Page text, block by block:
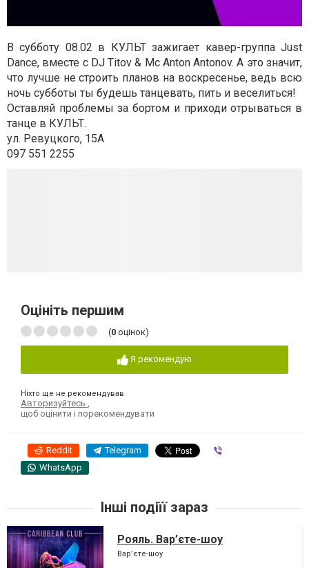
В субботу 08.02 в КУЛЬТ зажигает кавер-группа Just
Dance, вместе с DJ Titov & Mc Anton Antonov. А это значит,
что лучше не строить планов на воскресенье, ведь всю
ночь субботы ты будешь танцевать, пить и веселиться!
Оставляй проблемы за бортом и приходи отрываться в
танце в КУЛЬТ.
ул. Ревуцкого, 15А
097 551 2255
Оцініть першим
(0 оцінок)
Я рекомендую
Ніхто ще не рекомендував
Авторизуйтесь
щоб оцінити і порекомендувати
Reddit Telegram
WhatsApp
Інші подіїї зараз
Рояль. Вар’єте-шоу
Вар’єте-шоу